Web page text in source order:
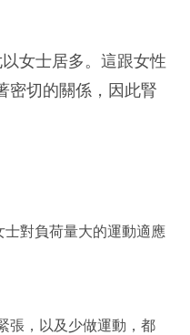
女士居多。這跟女性
密切的關係，因此腎
對負荷量大的運動適應
張，以及少做運動，都